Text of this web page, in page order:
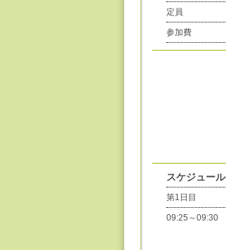
定員
参加費
スケジュール
第1日目
09:25～09:30